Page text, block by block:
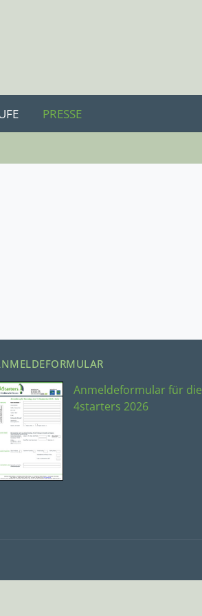
PRESSE
Anmeldeformular für die
4starters 2026